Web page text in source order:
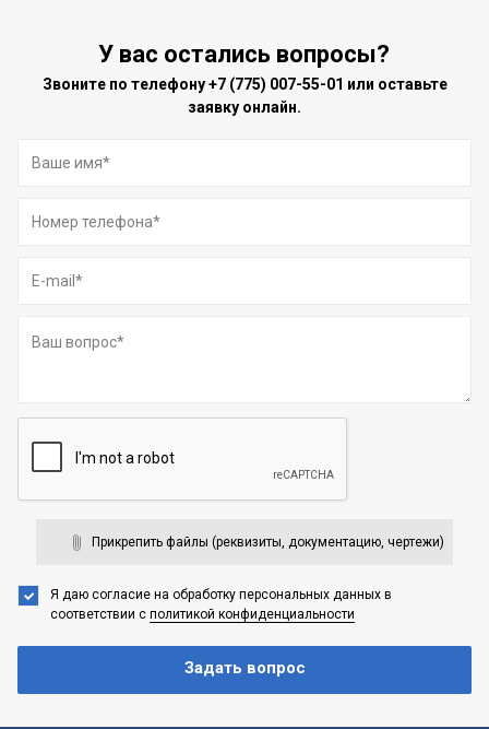
У вас остались вопросы?
Звоните по телефону+7 (775) 007-55-01 или оставьте
заявку онлайн.
Прикрепить файлы (реквизиты, документацию, чертежи)
Я даю согласие на обработку персональных данных в
соответствии с политикой конфиденциальности